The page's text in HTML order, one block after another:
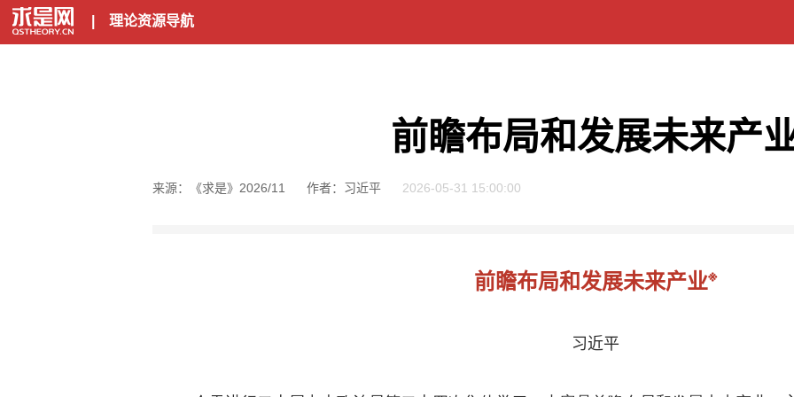
理论资源导航
前瞻布局和发展未来产
来源：《求是》2026/11 作者：习近平 2026-05-31 15:00:00
前瞻布局和发展未来产业※
习近平